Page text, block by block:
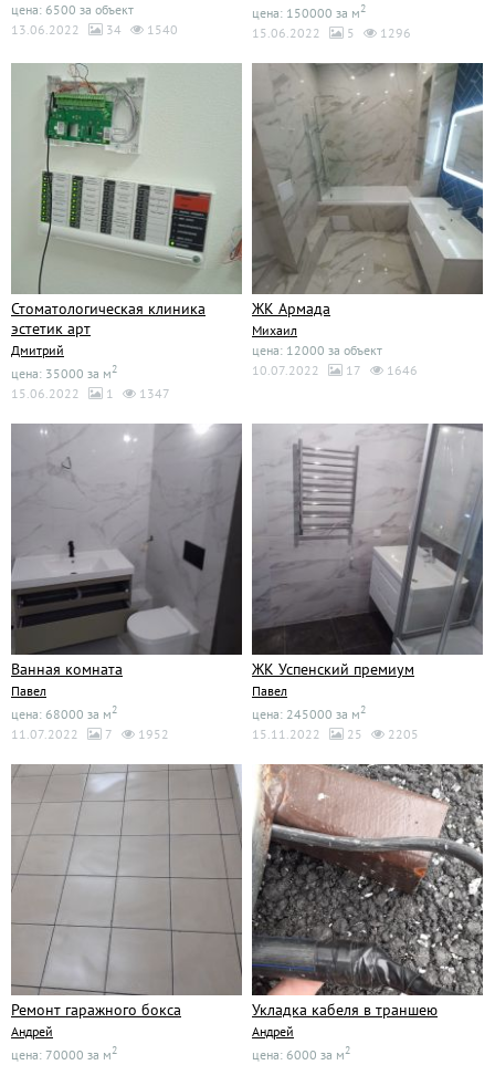
цена: 6500 за объект
13.06.2022
34 1540
цена: 150000 за м2
15.06.2022 5 1296
Стоматологическая клиника
эстетик арт
Дмитрий
цена: 35000 за м2
15.06.2022 1 1347
ЖК Армада
Михаил
цена: 12000 за объект
10.07.2022
17 1646
Ванная комната
Павел
цена: 68000 за м2
11.07.2022 7 1952
ЖК Успенский премиум
Павел
цена: 245000 за м2
15.11.2022 25 2205
Ремонт гаражного бокса
Андрей
цена: 70000 за м2
Укладка кабеля в траншею
Андрей
цена: 6000 за м2